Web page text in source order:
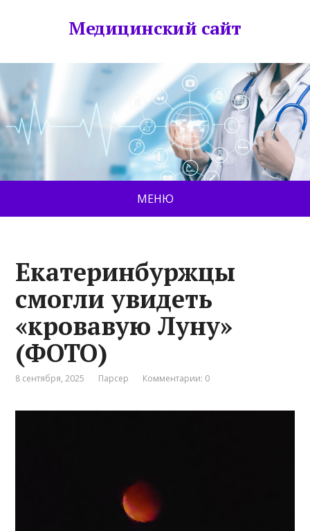
Медицинский сайт
МЕНЮ
Екатеринбуржцы
смогли увидеть
«кровавую Луну»
(ФОТО)
8 сентября, 2025 Парсер Комментарии: 0